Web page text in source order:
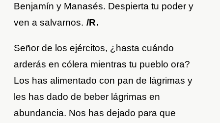
Benjamín y Manasés. Despierta tu poder y
ven a salvarnos. /R.
Señor de los ejércitos, ¿hasta cuándo
arderás en cólera mientras tu pueblo ora?
Los has alimentado con pan de lágrimas y
les has dado de beber lágrimas en
abundancia. Nos has dejado para que